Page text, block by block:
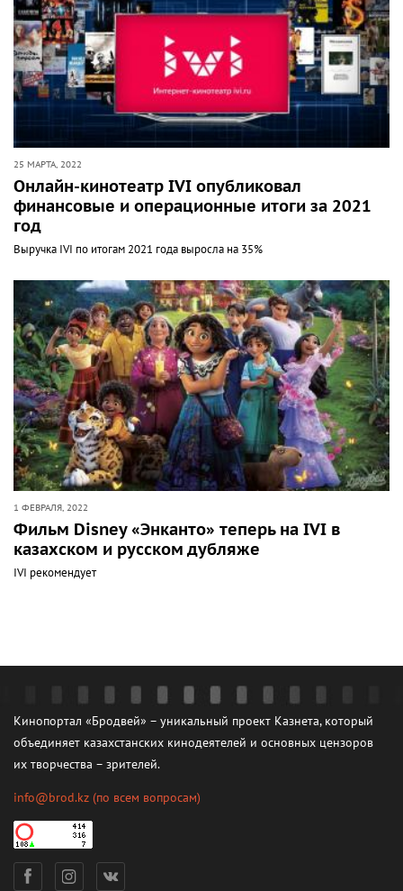
25 МАРТА, 2022
Онлайн-кинотеатр IVI опубликовал
финансовые и операционные итоги за 2021
год
Выручка IVI по итогам 2021 года выросла на 35%
1 ФЕВРАЛЯ, 2022
Фильм Disney «Энканто» теперь на IVI в
казахском и русском дубляже
IVI рекомендует
Кинопортал «Бродвей» – уникальный проект Казнета, который
объединяет казахстанских кинодеятелей и основных цензоров
их творчества – зрителей.
info@brod.kz (по всем вопросам)